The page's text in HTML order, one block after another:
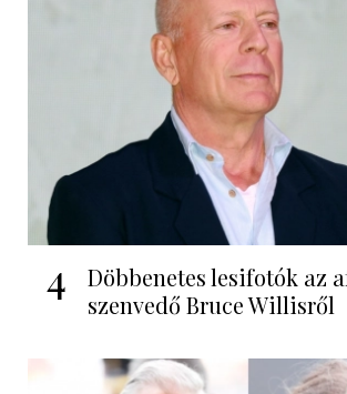
4
Döbbenetes lesifotók az
szenvedő Bruce Willisről